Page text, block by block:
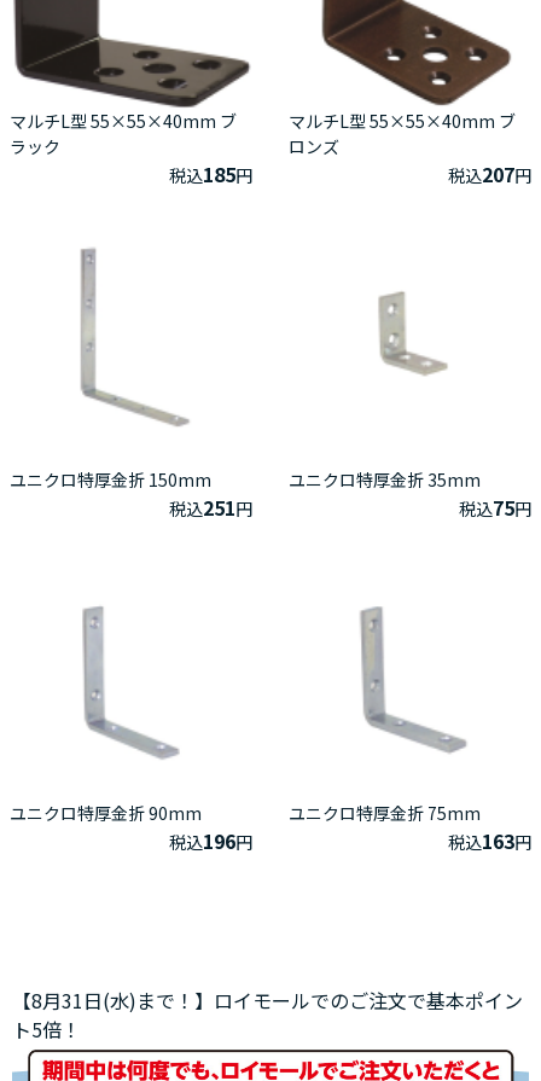
マルチL型 55×55×40mm ブ
ラック
税込185円
マルチL型 55×55×40mm ブ
ロンズ
税込207円
ユニクロ特厚金折 150mm
税込251円
ユニクロ特厚金折 35mm
税込75円
ユニクロ特厚金折 90mm
税込196円
ユニクロ特厚金折 75mm
税込163円
【8月31日(水)まで！】ロイモールでのご注文で基本ポイン
ト5倍！